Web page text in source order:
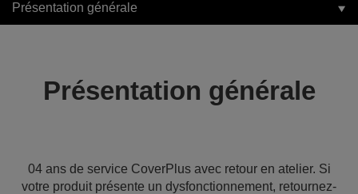
Présentation générale
Présentation générale
04 ans de service CoverPlus avec retour en atelier. Si
votre produit présente un dysfonctionnement, retournez-